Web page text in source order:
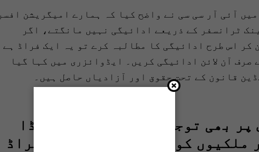
آئی آر سی سی نے واضح کیا کہ ہمارے امیگریشن افسر
ٹرانسفر کے ذریعے ادائیگی نہیں مانگتے، اگر
کر اس طرح ادائیگی کا مطالبہ کرے تو یہ ایک فراڈ ہے
صرف آن لائن ادائیگی کریں۔ ایڈوائزری میں کہا گیا
قانون کے تحت حقوق اور آزادیاں حاصل ہیں۔
بھی توجہ دلائی گئی کہ کینیڈا
ملکیوں کو درج ذیل اقسام کے فراڈ